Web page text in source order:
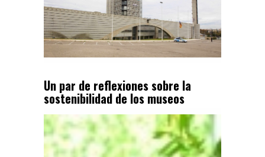
Un par de reflexiones sobre la
sostenibilidad de los museos